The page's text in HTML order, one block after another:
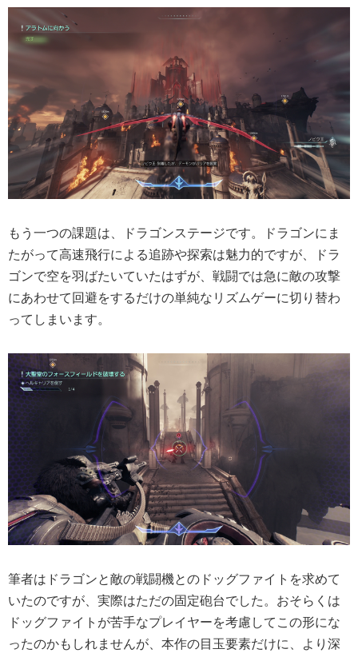
もう一つの課題は、ドラゴンステージです。ドラゴンにま
たがって高速飛行による追跡や探索は魅力的ですが、ドラ
ゴンで空を羽ばたいていたはずが、戦闘では急に敵の攻撃
にあわせて回避をするだけの単純なリズムゲーに切り替わ
ってしまいます。
筆者はドラゴンと敵の戦闘機とのドッグファイトを求めて
いたのですが、実際はただの固定砲台でした。おそらくは
ドッグファイトが苦手なプレイヤーを考慮してこの形にな
ったのかもしれませんが、本作の目玉要素だけに、より深